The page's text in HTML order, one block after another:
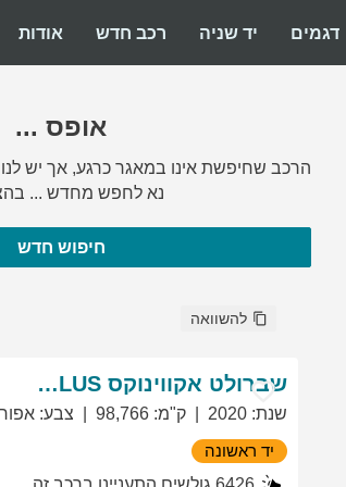
דגמים יד שניה רכב חדש אודות
אופס ...
הרכב שחיפשת אינו במאגר כרגע, אך יש
נא לחפש מחדש ...
חיפוש חדש
להשוואה
שברולט אקווינוקס LT PLUS
שנת:
2020 ק"מ:
98,766 צבע:
יד ראשונה